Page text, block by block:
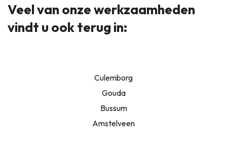
Veel van onze werkzaamheden
vindt u ook terug in:
Culemborg
Gouda
Bussum
Amstelveen